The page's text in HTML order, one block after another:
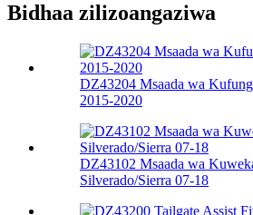
Bidhaa zilizoangaziwa
DZ43204 Msaada wa
2015-2020
DZ43102 Msaada wa
Silverado/Sierra 07-18